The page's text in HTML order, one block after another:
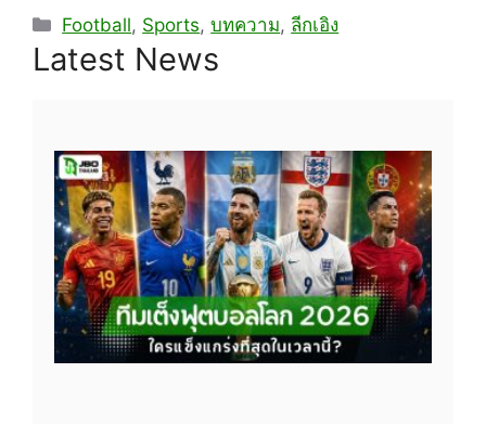
Categories
Football, Sports,บทความ,ลีกเอิง
Latest News